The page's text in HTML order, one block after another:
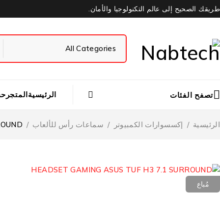
طريقك الصحيح إلى عالم التكنولوجيا والأمان.
تصفح الفئات الرئيسيةالمتجر
الرئيسية / إكسسوارات الكمبيوتر / سماعات رأس للألعاب /
مُباع